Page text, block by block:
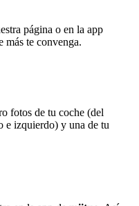
página o en la app
más te convenga.
fotos de tu coche (del
e izquierdo) y una de tu